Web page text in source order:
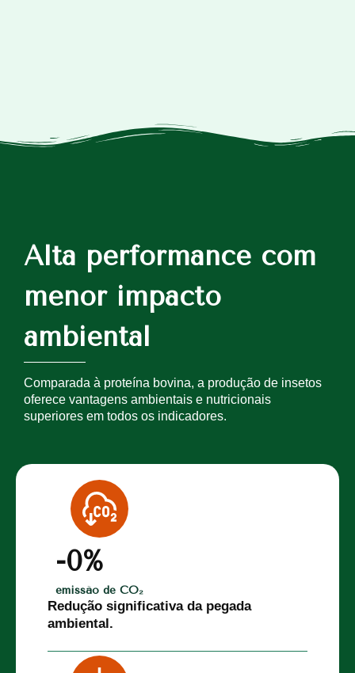
Alta performance com
menor impacto
ambiental
Comparada à proteína bovina, a produção de insetos
oferece vantagens ambientais e nutricionais
superiores em todos os indicadores.
emissão de CO₂
-0%
Redução significativa da pegada
ambiental.